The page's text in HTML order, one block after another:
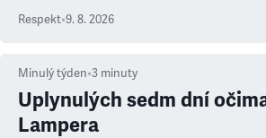
Respekt•9. 8. 2026
Minulý týden•3 minuty
Uplynulých sedm dní
Lampera